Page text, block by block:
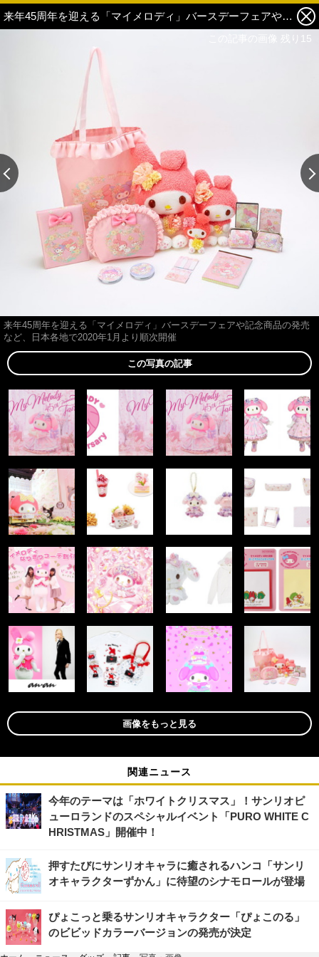
来年45周年を迎える「マイメロディ」バースデーフェアや記念商品の発売など、日本各地で2020年1月より順次開催 16枚目の写真・画像
来年45周年を迎える「マイメロディ」バースデーフェアや記念商品の発売
など、日本各地で2020年1月より順次開催
この写真の記事
画像をもっと見る
関連ニュース
今年のテーマは「ホワイトクリスマス」！サンリオピ
ューロランドのスペシャルイベント「PURO WHITE C
HRISTMAS」開催中！
押すたびにサンリオキャラに癒されるハンコ「サンリ
オキャラクターずかん」に待望のシナモロールが登場
ぴょこっと乗るサンリオキャラクター「ぴょこのる」
のビビッドカラーバージョンの発売が決定
この記事の画像 残り15